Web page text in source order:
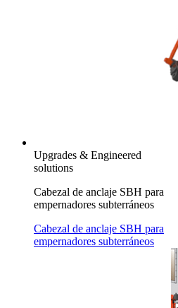
Upgrades & Engineered
solutions
Cabezal de anclaje SBH para
empernadores subterráneos
Cabezal de anclaje SBH para
empernadores subterráneos